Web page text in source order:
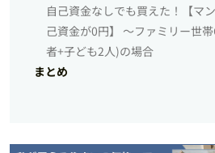
自己資金なしでも買えた！【マ
己資金が0円】 ～ファミリー世
者+子ども2人)の場合
まとめ